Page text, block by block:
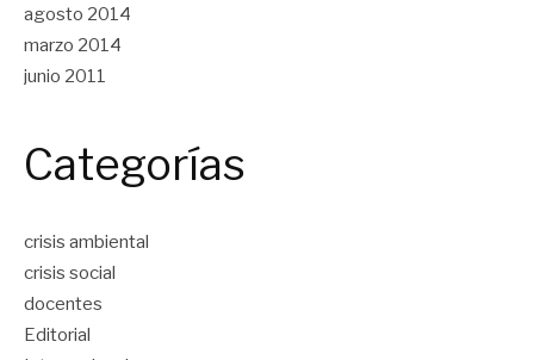
agosto 2014
marzo 2014
junio 2011
Categorías
crisis ambiental
crisis social
docentes
Editorial